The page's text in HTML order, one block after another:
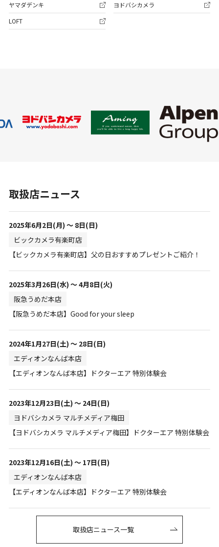
ヤマダデンキ
ヨドバシカメラ
LOFT
取扱店ニュース
2025年6月2日(月) ～ 8日(日)
ビックカメラ有楽町店
【ビックカメラ有楽町店】父の日おすすめプレゼントご紹介！
2025年3月26日(水) ～ 4月8日(火)
阪急うめだ本店
【阪急うめだ本店】Good for your sleep
2024年1月27日(土) ～ 28日(日)
エディオンなんば本店
【エディオンなんば本店】ドクターエア 特別体験会
2023年12月23日(土) ～ 24日(日)
ヨドバシカメラ マルチメディア梅田
【ヨドバシカメラ マルチメディア梅田】ドクターエア 特別体験会
2023年12月16日(土) ～ 17日(日)
エディオンなんば本店
【エディオンなんば本店】ドクターエア 特別体験会
取扱店ニュース一覧